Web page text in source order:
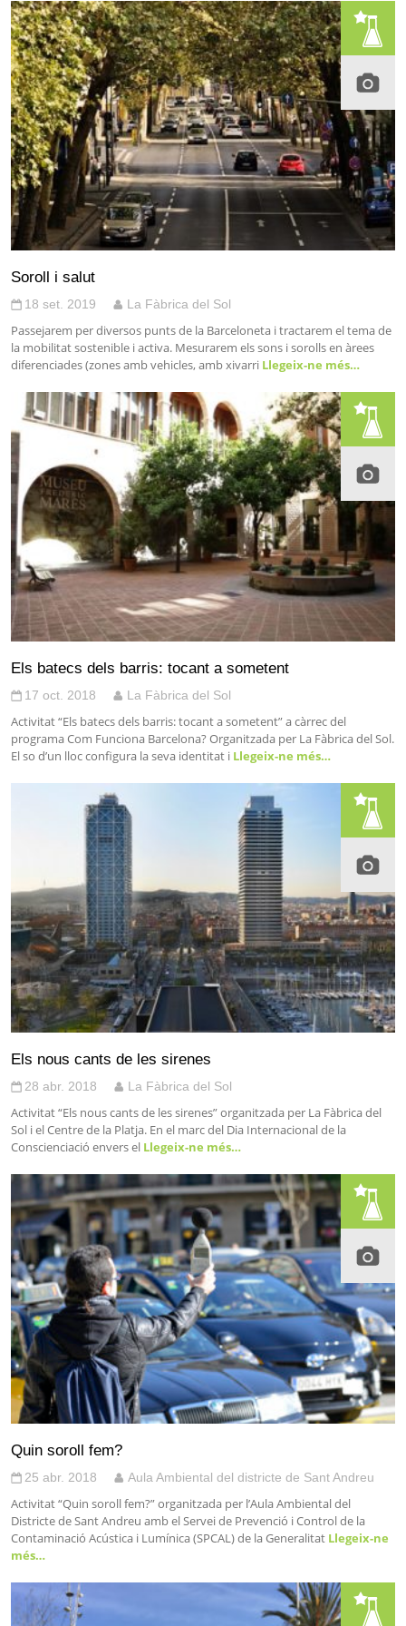
Soroll i salut
18 set. 2019 La Fàbrica del Sol
Passejarem per diversos punts de la Barceloneta i tractarem el tema de
la mobilitat sostenible i activa. Mesurarem els sons i sorolls en àrees
diferenciades (zones amb vehicles, amb xivarri Llegeix-ne més…
Els batecs dels barris: tocant a sometent
17 oct. 2018 La Fàbrica del Sol
Activitat “Els batecs dels barris: tocant a sometent” a càrrec del
programa Com Funciona Barcelona? Organitzada per La Fàbrica del Sol.
El so d’un lloc configura la seva identitat i Llegeix-ne més…
Els nous cants de les sirenes
28 abr. 2018 La Fàbrica del Sol
Activitat “Els nous cants de les sirenes” organitzada per La Fàbrica del
Sol i el Centre de la Platja. En el marc del Dia Internacional de la
Conscienciació envers el Llegeix-ne més…
Quin soroll fem?
25 abr. 2018 Aula Ambiental del districte de Sant Andreu
Activitat “Quin soroll fem?” organitzada per l’Aula Ambiental del
Districte de Sant Andreu amb el Servei de Prevenció i Control de la
Contaminació Acústica i Lumínica (SPCAL) de la Generalitat Llegeix-ne
més…